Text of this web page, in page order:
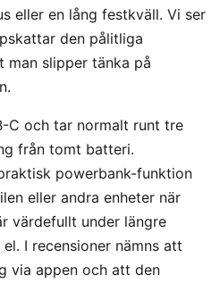
eller en lång festkväll. Vi ser
den pålitliga
man slipper tänka på
C och tar normalt runt tre
från tomt batteri.
powerbank-funktion
eller andra enheter när
värdefullt under längre
I recensioner nämns att
via appen och att den